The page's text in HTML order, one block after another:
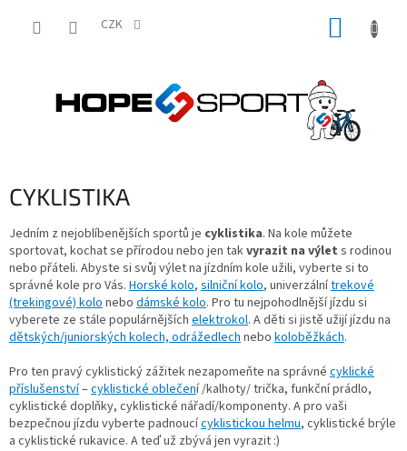
CZK
CYKLISTIKA
Jedním z nejoblíbenějších sportů je cyklistika. Na kole můžete
sportovat, kochat se přírodou nebo jen takvyrazit na výlet s rodinou
nebo přáteli. Abyste si svůj výlet na jízdním kole užili, vyberte si to
správné kole pro Vás. Horské kolo, silniční kolo, univerzálnítrekové
(trekingové) kolo nebo dámské kolo. Pro tu nejpohodlnější jízdu si
vyberete ze stále populárnějších elektrokol. A děti si jistě užijí jízdu na
dětských/juniorských kolech, odrážedlech nebo koloběžkách.
Pro ten pravý cyklistický zážitek nezapomeňte na správné cyklické
příslušenství–cyklistické oblečení /kalhoty/ trička, funkční prádlo,
cyklistické doplňky, cyklistické nářadí/komponenty. A pro vaši
bezpečnou jízdu vyberte padnoucícyklistickou helmu, cyklistické brýle
a cyklistické rukavice. A teď už zbývá jen vyrazit :)